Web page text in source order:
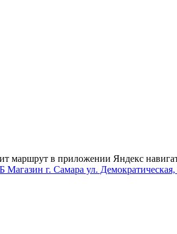
маршрут в приложении Яндекс
Магазин г. Самара ул.